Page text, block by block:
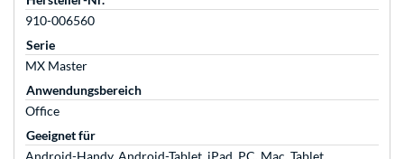
910-006560
Serie
MX Master
Anwendungsbereich
Office
Geeignet für
Android-Handy, Android-Tablet, iPad, PC, Mac, Tablet,